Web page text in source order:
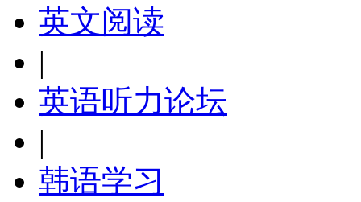
英文阅读
|
英语听力论坛
|
韩语学习